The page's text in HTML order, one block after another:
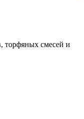
торфяных смесей и